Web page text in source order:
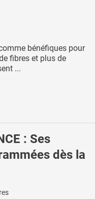
bénéfiques pour
fibres et plus de
...
: Ses
dès la